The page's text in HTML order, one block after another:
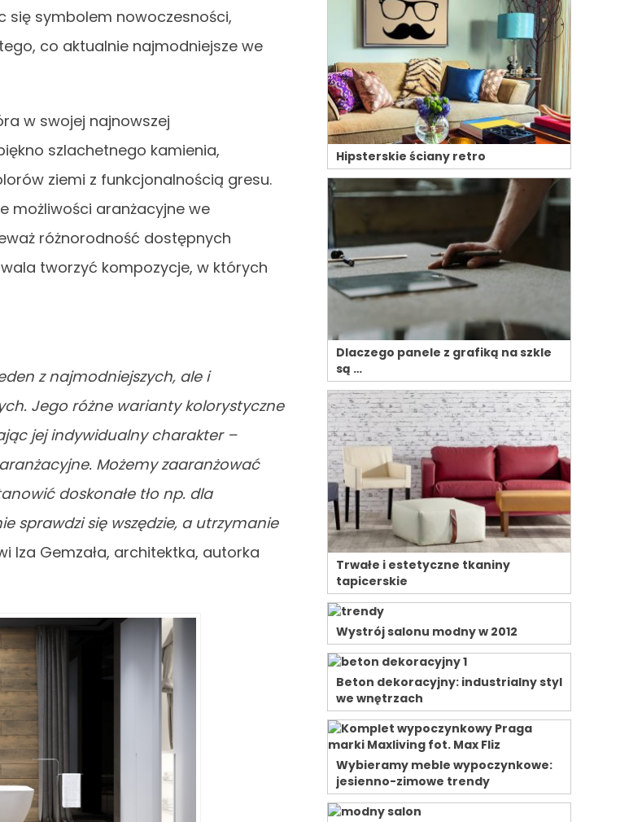
się symbolem nowoczesności,
co aktualnie najmodniejsze we
w swojej najnowszej
szlachetnego kamienia,
ziemi z funkcjonalnością gresu.
możliwości aranżacyjne we
różnorodność dostępnych
tworzyć kompozycje, w których
z najmodniejszych, ale i
Jego różne warianty kolorystyczne
jej indywidualny charakter –
Możemy zaaranżować
doskonałe tło np. dla
sprawdzi się wszędzie, a utrzymanie
Iza Gemzała, architektka, autorka
Hipsterskie ściany retro
Dlaczego panele z grafiką na szkle
są …
Trwałe i estetyczne tkaniny
tapicerskie
Wystrój salonu modny w 2012
Beton dekoracyjny: industrialny styl
we wnętrzach
Wybieramy meble wypoczynkowe:
jesienno-zimowe trendy